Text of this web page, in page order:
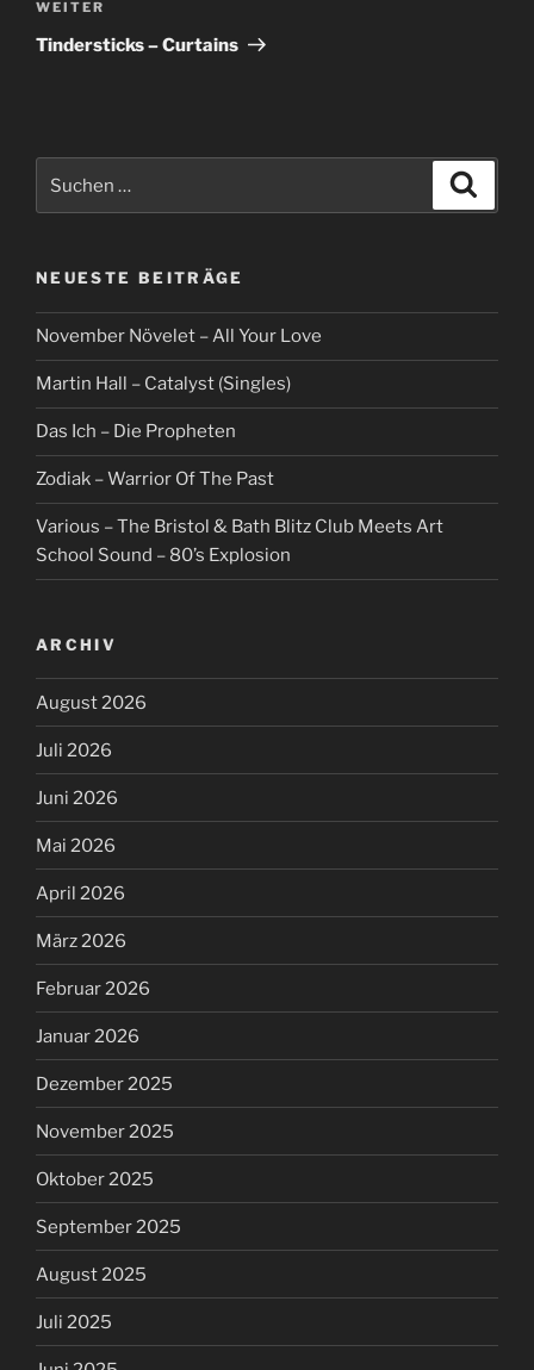
Nächster
Beitrag
WEITER
Tindersticks – Curtains
nach:
NEUESTE BEITRÄGE
November Növelet – All Your Love
Martin Hall – Catalyst (Singles)
Das Ich – Die Propheten
Zodiak – Warrior Of The Past
Various – The Bristol & Bath Blitz Club Meets Art
School Sound – 80’s Explosion
ARCHIV
August 2026
Juli 2026
Juni 2026
Mai 2026
April 2026
März 2026
Februar 2026
Januar 2026
Dezember 2025
November 2025
Oktober 2025
September 2025
August 2025
Juli 2025